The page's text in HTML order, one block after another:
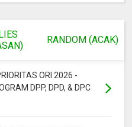
RANDOM (ACAK)
ORI 2026 -
DPP, DPD, & DPC